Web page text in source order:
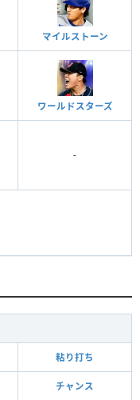
マイルストーン
ワールドスターズ
-
粘り打ち
チャンス